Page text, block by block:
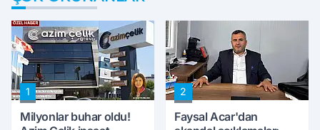
1
Milyonlar buhar oldu!
2
Faysal Acar'dan